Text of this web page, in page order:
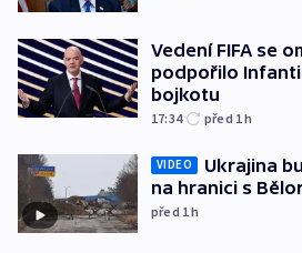
Vedení FIFA se
podpořilo
bojkotu
17:34 před 1h
VIDEO
Ukrajina
na hranici s
před 1h